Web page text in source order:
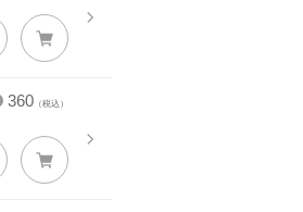
360 （税込）